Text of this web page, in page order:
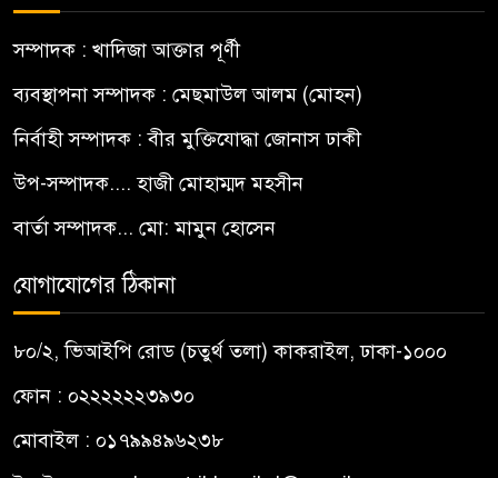
সম্পাদক : খাদিজা আক্তার পূর্ণী
ব্যবস্থাপনা সম্পাদক : মেছমাউল আলম (মোহন)
নির্বাহী সম্পাদক : বীর মুক্তিযোদ্ধা জোনাস ঢাকী
উপ-সম্পাদক.... হাজী মোহাম্মদ মহসীন
বার্তা সম্পাদক... মো: মামুন হোসেন
যোগাযোগের ঠিকানা
৮০/২, ভিআইপি রোড (চতুর্থ তলা) কাকরাইল, ঢাকা-১০০০
ফোন : ০২২২২২২৩৯৩০
মোবাইল : ০১৭৯৯৪৯৬২৩৮